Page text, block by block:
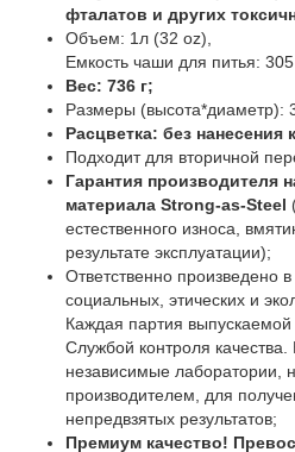
фталатов и других
Объем: 1л (32 oz),
Емкость чаши для питья:
Вес: 736 г;
Размеры (высота*диаметр):
Расцветка: без
Подходит для вторичной
Гарантия производителя
материала Strong-as-Steel
естественного износа,
результате эксплуатации);
Ответственно произведено
социальных, этических и
Каждая партия
Службой контроля
независимые лаборатории,
производителем, для
непредвзятых результатов;
Премиум качество!